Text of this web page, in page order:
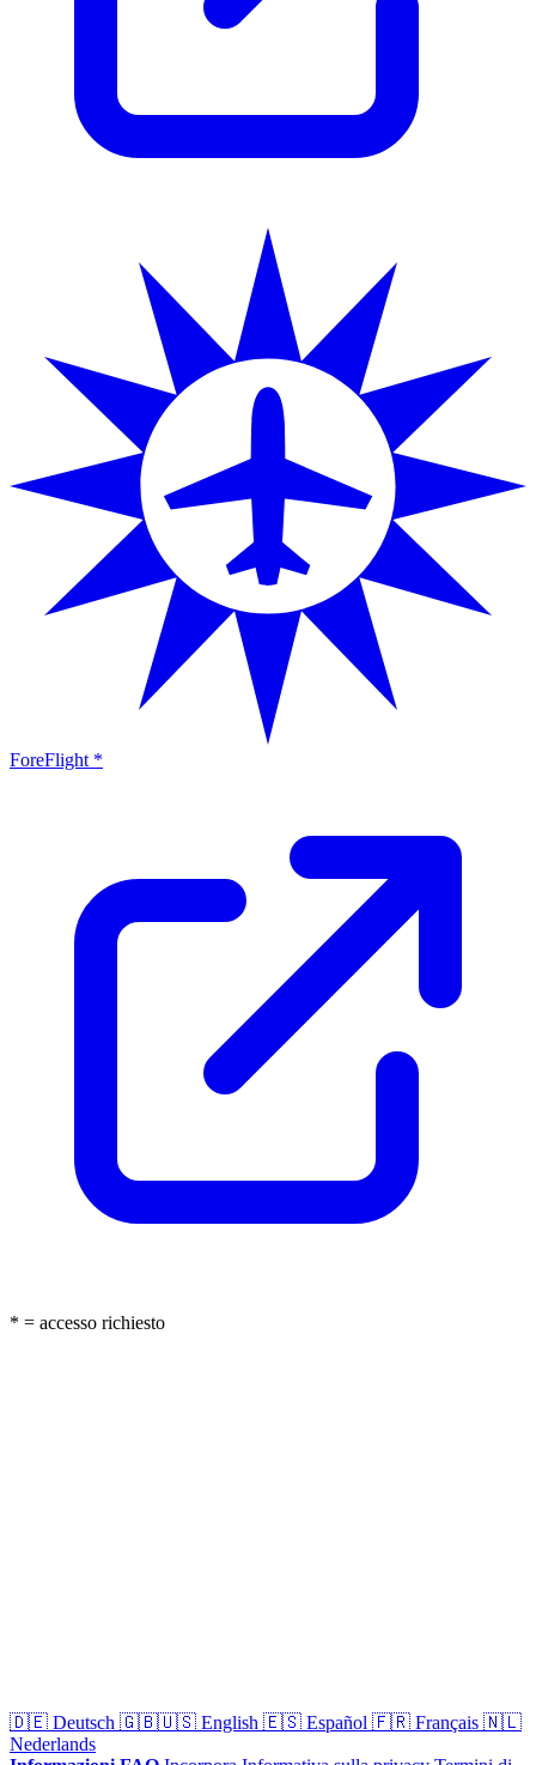
ForeFlight *
* = accesso richiesto
🇩🇪 Deutsch 🇬🇧🇺🇸 English 🇪🇸 Español 🇫🇷 Français 🇳🇱
Nederlands